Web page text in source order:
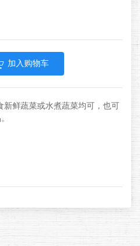
加入购物车
新鲜蔬菜或水煮蔬菜均可，也可